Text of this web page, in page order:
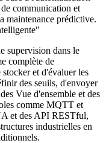
communication et
maintenance prédictive.
supervision dans le
complète de
et d'évaluer les
des seuils, d'envoyer
Vue d'ensemble et des
comme MQTT et
et des API RESTful,
industrielles en